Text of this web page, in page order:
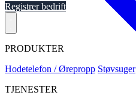
Registrer bedrift
PRODUKTER
Hodetelefon / Ørepropp Støvsuger
TJENESTER